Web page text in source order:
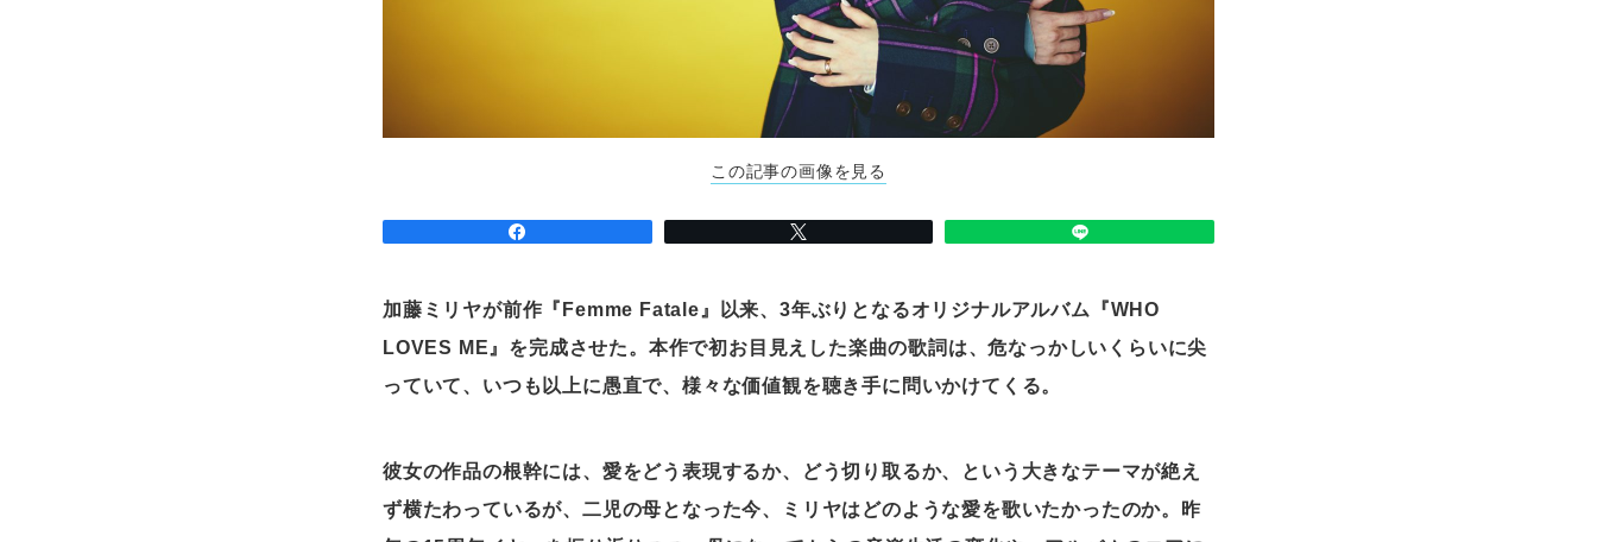
この記事の画像を見る
加藤ミリヤが前作『Femme Fatale』以来、3年ぶりとなるオリジナルアルバム『WHO
LOVES ME』を完成させた。本作で初お目見えした楽曲の歌詞は、危なっかしいくらいに尖
っていて、いつも以上に愚直で、様々な価値観を聴き手に問いかけてくる。
彼女の作品の根幹には、愛をどう表現するか、どう切り取るか、という大きなテーマが絶え
ず横たわっているが、二児の母となった今、ミリヤはどのような愛を歌いたかったのか。昨